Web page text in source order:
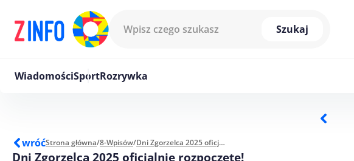
Szukaj
WiadomościSportRozrywka
wróćStrona główna/8-Wpisów/ Dni Zgorzelca 2025 oficjalnie rozpoczęte!
Dni Zgorzelca 2025 oficjalnie rozpoczęte!